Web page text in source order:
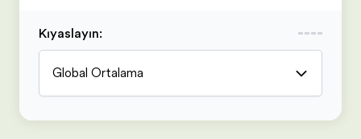
Kıyaslayın:
Global Ortalama